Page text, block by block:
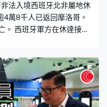
些人民幣產品
法入境西班牙北非屬地休
萬8千人已返回摩洛哥。
。 西班牙軍方在休達接壤
亦有大批安全部隊成員巡
人。 休達地方政府指過去
，相當於休達的人口約
洛哥。休達有數十名非法